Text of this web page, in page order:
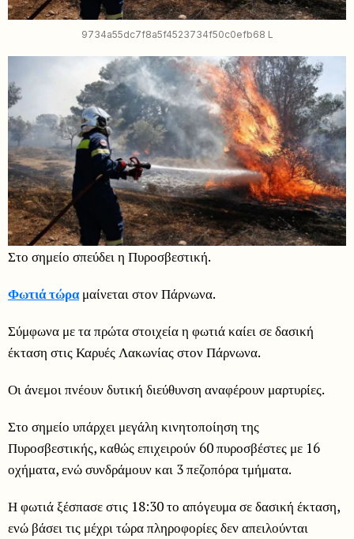
9734a55dc7f8a5f4523734f50c0efb68 L
Στο σημείο σπεύδει η Πυροσβεστική.
Φωτιά τώραμαίνεται στον Πάρνωνα.
Σύμφωνα με τα πρώτα στοιχεία η φωτιά καίει σε δασική
έκταση στις Καρυές Λακωνίας στον Πάρνωνα.
Οι άνεμοι πνέουν δυτική διεύθυνση αναφέρουν μαρτυρίες.
Στο σημείο υπάρχει μεγάλη κινητοποίηση της
Πυροσβεστικής, καθώς επιχειρούν 60 πυροσβέστες με 16
οχήματα, ενώ συνδράμουν και 3 πεζοπόρα τμήματα.
Η φωτιά ξέσπασε στις 18:30 το απόγευμα σε δασική έκταση,
ενώ βάσει τις μέχρι τώρα πληροφορίες δεν απειλούνται